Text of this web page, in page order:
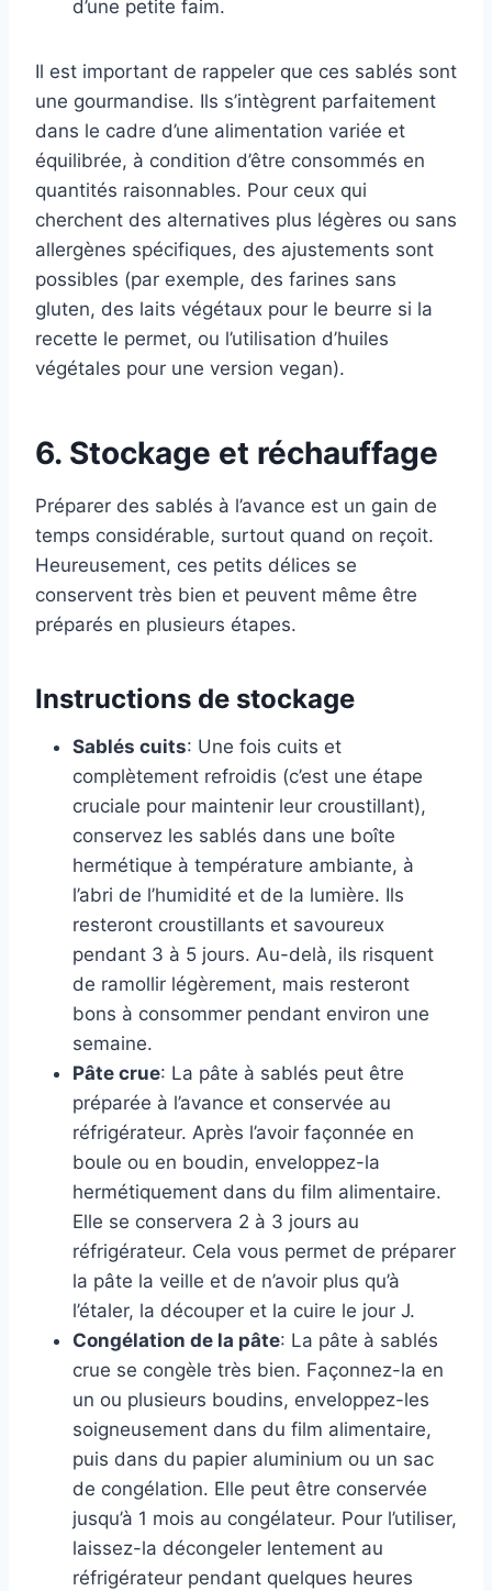
d’une petite faim.
Il est important de rappeler que ces sablés sont
une gourmandise. Ils s’intègrent parfaitement
dans le cadre d’une alimentation variée et
équilibrée, à condition d’être consommés en
quantités raisonnables. Pour ceux qui
cherchent des alternatives plus légères ou sans
allergènes spécifiques, des ajustements sont
possibles (par exemple, des farines sans
gluten, des laits végétaux pour le beurre si la
recette le permet, ou l’utilisation d’huiles
végétales pour une version vegan).
6. Stockage et réchauffage
Préparer des sablés à l’avance est un gain de
temps considérable, surtout quand on reçoit.
Heureusement, ces petits délices se
conservent très bien et peuvent même être
préparés en plusieurs étapes.
Instructions de stockage
Sablés cuits: Une fois cuits et
complètement refroidis (c’est une étape
cruciale pour maintenir leur croustillant),
conservez les sablés dans une boîte
hermétique à température ambiante, à
l’abri de l’humidité et de la lumière. Ils
resteront croustillants et savoureux
pendant 3 à 5 jours. Au-delà, ils risquent
de ramollir légèrement, mais resteront
bons à consommer pendant environ une
semaine.
Pâte crue: La pâte à sablés peut être
préparée à l’avance et conservée au
réfrigérateur. Après l’avoir façonnée en
boule ou en boudin, enveloppez-la
hermétiquement dans du film alimentaire.
Elle se conservera 2 à 3 jours au
réfrigérateur. Cela vous permet de préparer
la pâte la veille et de n’avoir plus qu’à
l’étaler, la découper et la cuire le jour J.
Congélation de la pâte: La pâte à sablés
crue se congèle très bien. Façonnez-la en
un ou plusieurs boudins, enveloppez-les
soigneusement dans du film alimentaire,
puis dans du papier aluminium ou un sac
de congélation. Elle peut être conservée
jusqu’à 1 mois au congélateur. Pour l’utiliser,
laissez-la décongeler lentement au
réfrigérateur pendant quelques heures